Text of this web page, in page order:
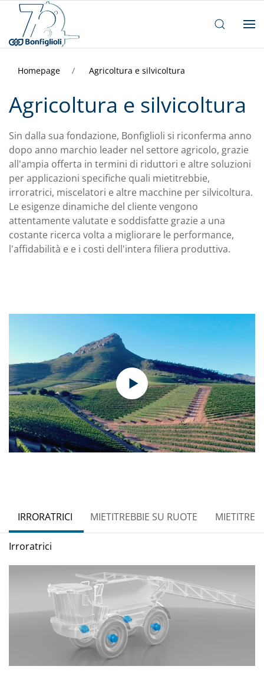
Homepage Agricoltura e silvicoltura
Agricoltura e silvicoltura
Sin dalla sua fondazione, Bonfiglioli si riconferma anno
dopo anno marchio leader nel settore agricolo, grazie
all'ampia offerta in termini di riduttori e altre soluzioni
per applicazioni specifiche quali mietitrebbie,
irroratrici, miscelatori e altre macchine per silvicoltura.
Le esigenze dinamiche del cliente vengono
attentamente valutate e soddisfatte grazie a una
costante ricerca volta a migliorare le performance,
l'affidabilità e e i costi dell'intera filiera produttiva.
IRRORATRICI MIETITREBBIE SU RUOTE
Irroratrici